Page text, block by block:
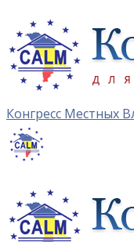
Конгресс Местных